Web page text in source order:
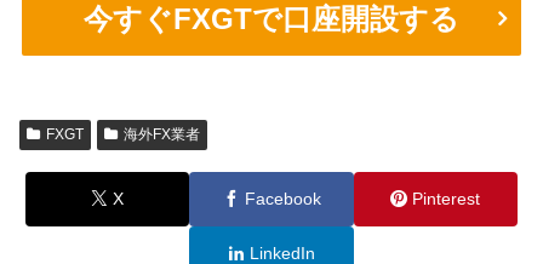
今すぐFXGTで口座開設する
FXGT 海外FX業者
X Facebook Pinterest
LinkedIn